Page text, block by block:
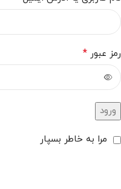
رمز عبور *
ورود
مرا به خاطر بسپار